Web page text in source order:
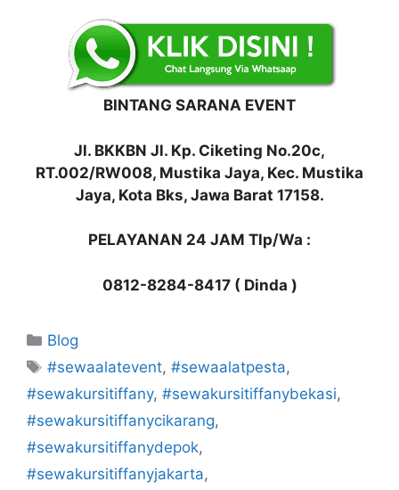
BINTANG SARANA EVENT
Jl. BKKBN Jl. Kp. Ciketing No.20c,
RT.002/RW008, Mustika Jaya, Kec. Mustika
Jaya, Kota Bks, Jawa Barat 17158.
PELAYANAN 24 JAM Tlp/Wa :
0812-8284-8417 ( Dinda )
Kategori
Blog
Tag
#sewaalatevent,#sewaalatpesta,
#sewakursitiffany, #sewakursitiffanybekasi,
#sewakursitiffanycikarang,
#sewakursitiffanydepok,
#sewakursitiffanyjakarta,